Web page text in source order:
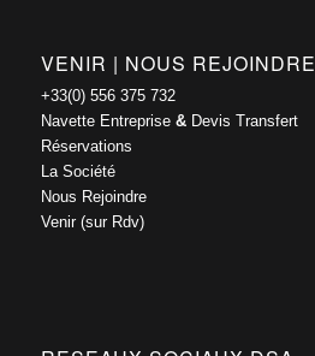
VENIR | NOUS REJOINDRE
+33(0) 556 375 732
Navette Entreprise & Devis Transfert
Réservations
La Société
Nous Rejoindre
Venir (sur Rdv)